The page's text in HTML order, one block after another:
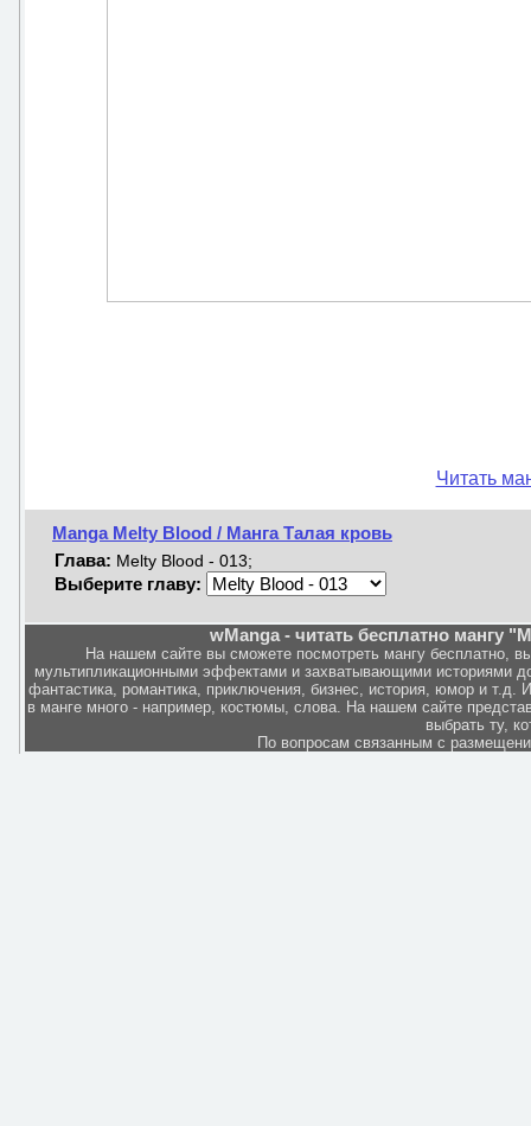
Читать
Manga Melty Blood / Манга Талая кровь
Глава: Melty Blood - 013;
Выберите главу:
wManga - читать бесплатно мангу
На нашем сайте вы сможете посмотреть мангу бесплатно,
мультипликационными эффектами и захватывающими историями
фантастика, романтика, приключения, бизнес, история, юмор и
в манге много - например, костюмы, слова. На нашем сайте
выбрать ту,
По вопросам связанным с